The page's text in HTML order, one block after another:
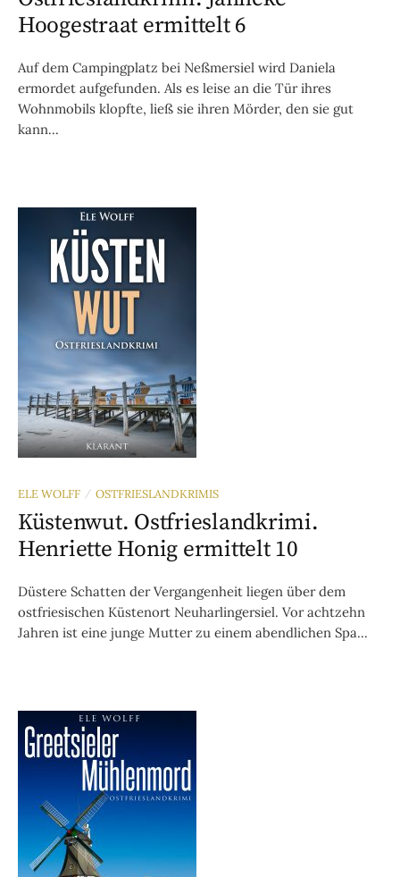
Hoogestraat ermittelt 6
Auf dem Campingplatz bei Neßmersiel wird Daniela
ermordet aufgefunden. Als es leise an die Tür ihres
Wohnmobils klopfte, ließ sie ihren Mörder, den sie gut
kann...
ELE WOLFF / OSTFRIESLANDKRIMIS
Küstenwut. Ostfrieslandkrimi.
Henriette Honig ermittelt 10
Düstere Schatten der Vergangenheit liegen über dem
ostfriesischen Küstenort Neuharlingersiel. Vor achtzehn
Jahren ist eine junge Mutter zu einem abendlichen Spa...